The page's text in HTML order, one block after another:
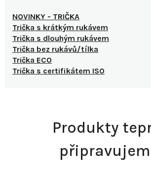
NOVINKY - TRIČKA
Trička s krátkým rukávem
Trička s dlouhým rukávem
Trička bez rukávů/tílka
Trička ECO
Trička s certifikátem ISO
Produkty